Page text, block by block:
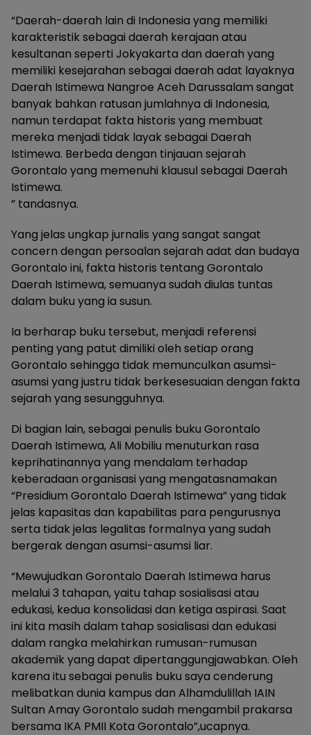
“Daerah-daerah lain di Indonesia yang memiliki
karakteristik sebagai daerah kerajaan atau
kesultanan seperti Jokyakarta dan daerah yang
memiliki kesejarahan sebagai daerah adat layaknya
Daerah Istimewa Nangroe Aceh Darussalam sangat
banyak bahkan ratusan jumlahnya di Indonesia,
namun terdapat fakta historis yang membuat
mereka menjadi tidak layak sebagai Daerah
Istimewa. Berbeda dengan tinjauan sejarah
Gorontalo yang memenuhi klausul sebagai Daerah
Istimewa.
” tandasnya.
Yang jelas ungkap jurnalis yang sangat sangat
concern dengan persoalan sejarah adat dan budaya
Gorontalo ini, fakta historis tentang Gorontalo
Daerah Istimewa, semuanya sudah diulas tuntas
dalam buku yang ia susun.
Ia berharap buku tersebut, menjadi referensi
penting yang patut dimiliki oleh setiap orang
Gorontalo sehingga tidak memunculkan asumsi-
asumsi yang justru tidak berkesesuaian dengan fakta
sejarah yang sesungguhnya.
Di bagian lain, sebagai penulis buku Gorontalo
Daerah Istimewa, Ali Mobiliu menuturkan rasa
keprihatinannya yang mendalam terhadap
keberadaan organisasi yang mengatasnamakan
“Presidium Gorontalo Daerah Istimewa” yang tidak
jelas kapasitas dan kapabilitas para pengurusnya
serta tidak jelas legalitas formalnya yang sudah
bergerak dengan asumsi-asumsi liar.
“Mewujudkan Gorontalo Daerah Istimewa harus
melalui 3 tahapan, yaitu tahap sosialisasi atau
edukasi, kedua konsolidasi dan ketiga aspirasi. Saat
ini kita masih dalam tahap sosialisasi dan edukasi
dalam rangka melahirkan rumusan-rumusan
akademik yang dapat dipertanggungjawabkan. Oleh
karena itu sebagai penulis buku saya cenderung
melibatkan dunia kampus dan Alhamdulillah IAIN
Sultan Amay Gorontalo sudah mengambil prakarsa
bersama IKA PMII Kota Gorontalo”,ucapnya.